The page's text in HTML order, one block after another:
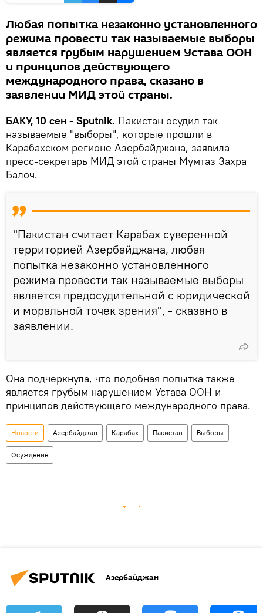
Любая попытка незаконно установленного
режима провести так называемые выборы
является грубым нарушением Устава ООН
и принципов действующего
международного права, сказано в
заявлении МИД этой страны.
БАКУ, 10 сен - Sputnik. Пакистан осудил так
называемые "выборы", которые прошли в
Карабахском регионе Азербайджана, заявила
пресс-секретарь МИД этой страны Мумтаз Захра
Балоч.
"Пакистан считает Карабах суверенной
территорией Азербайджана, любая
попытка незаконно установленного
режима провести так называемые выборы
является предосудительной с юридической
и моральной точек зрения", - сказано в
заявлении.
Она подчеркнула, что подобная попытка также
является грубым нарушением Устава ООН и
принципов действующего международного права.
Новости Азербайджан Карабах Пакистан Выборы
Осуждение
Азербайджан